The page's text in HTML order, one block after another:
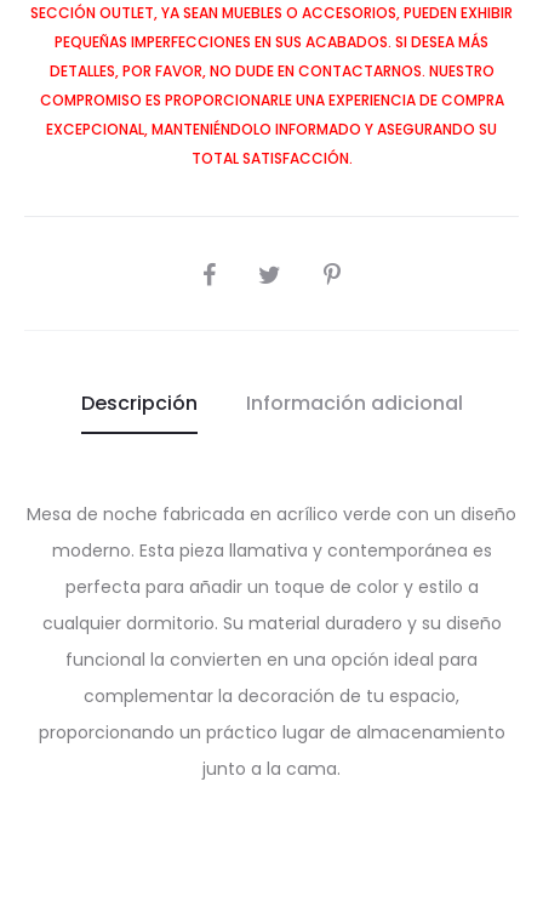
SECCIÓN OUTLET, YA SEAN MUEBLES O ACCESORIOS, PUEDEN EXHIBIR
PEQUEÑAS IMPERFECCIONES EN SUS ACABADOS. SI DESEA MÁS
DETALLES, POR FAVOR, NO DUDE EN CONTACTARNOS. NUESTRO
COMPROMISO ES PROPORCIONARLE UNA EXPERIENCIA DE COMPRA
EXCEPCIONAL, MANTENIÉNDOLO INFORMADO Y ASEGURANDO SU
TOTAL SATISFACCIÓN.
SHARE
Descripción Información adicional
Mesa de noche fabricada en acrílico verde con un diseño
moderno. Esta pieza llamativa y contemporánea es
perfecta para añadir un toque de color y estilo a
cualquier dormitorio. Su material duradero y su diseño
funcional la convierten en una opción ideal para
complementar la decoración de tu espacio,
proporcionando un práctico lugar de almacenamiento
junto a la cama.